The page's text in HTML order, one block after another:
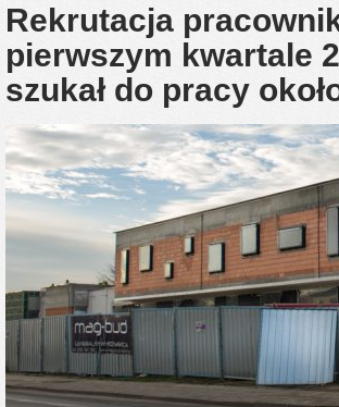
Rekrutacja
pierwszym kwartale
szukał do pracy